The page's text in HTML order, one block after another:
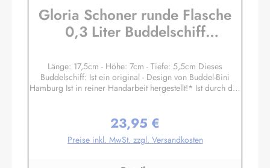
Gloria Schoner runde Flasche
0,3 Liter Buddelschiff
Länge: 17,5cm - Höhe: 7cm - Tiefe: 5,5cm Dieses
Buddelschiff: Ist ein original - Design von Buddel-Bini
Hamburg Ist in reiner Handarbeit hergestellt!* Ist durch den
Messingschild! Ist mit echtem Siegellack und original
Buddel-Bini Stempel (Petschaft) versiegelt, kein Plastik! Hat
echte Stoffsegel, kein Papier! Hat einen handgegossenen
Masten und Rundhölzer sind aus Palmblatt-Rippen
Regulärer Preis:
23,95 €
Preise inkl. MwSt. zzgl. Versandkosten